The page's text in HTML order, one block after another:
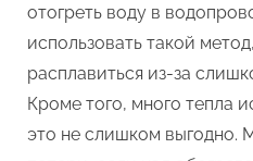
отогреть воду в
использовать такой
расплавиться из-за
Кроме того, много тепла
это не слишком выгодно.